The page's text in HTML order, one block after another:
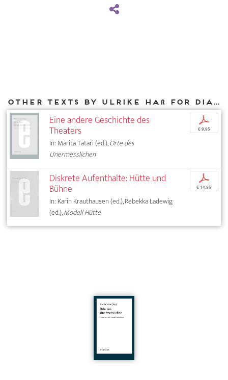
Other texts by Ulrike Haß for DIAPHANES
Eine andere Geschichte des
Theaters
In: Marita Tatari (ed.),Orte des
Unermesslichen
p
€ 9,95
Diskrete Aufenthalte: Hütte und
Bühne
In: Karin Krauthausen (ed.), Rebekka Ladewig
(ed.),Modell Hütte
p
€ 14,95